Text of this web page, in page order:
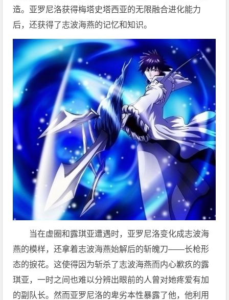
造。亚罗尼洛获得梅塔史塔西亚的无限融合进化能力
后，还获得了志波海燕的记忆和知识。
当在虚圈和露琪亚遭遇时，亚罗尼洛变化成志波海
燕的模样，还拿着志波海燕始解后的斩魄刀——长枪形
态的捩花。这使得因为斩杀了志波海燕而内心歉疚的露
琪亚，一时之间也难以分辨出眼前的人曾对她疼爱有加
的副队长。然而亚罗尼洛的卑劣本性暴露了他，他利用